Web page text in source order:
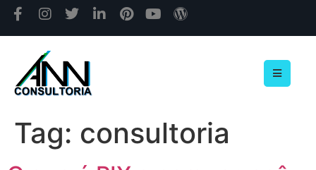
Tag: consultoria